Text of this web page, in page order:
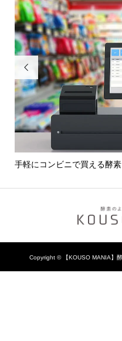

手軽にコンビニで買える酵
Copyright ©【KOUSO MANIA】